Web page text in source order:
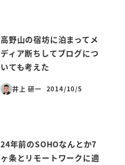
高野山の宿坊に泊まってメ
ディア断ちしてブログにつ
いても考えた
井上 研一
投稿日
2014/10/5
24年前のSOHOなんとか7
ヶ条とリモートワークに適